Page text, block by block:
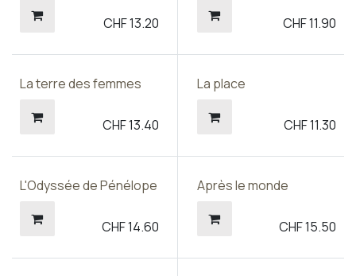
CHF13.20 CHF11.90
La terre des femmes
CHF13.40
La place
CHF11.30
L'Odyssée de Pénélope
CHF14.60
Après le monde
CHF15.50